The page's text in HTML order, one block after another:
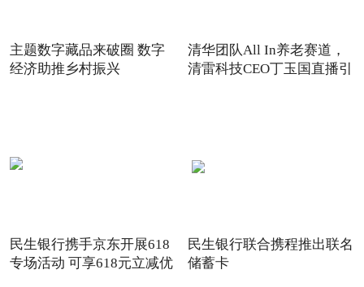
主题数字藏品来破圈 数字
经济助推乡村振兴
清华团队All In养老赛道，
清雷科技CEO丁玉国直播引
民生银行携手京东开展618
专场活动 可享618元立减优
民生银行联合携程推出联名
储蓄卡